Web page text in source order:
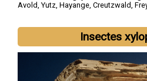
Avold, Yutz, Hayange, Creutzwald,
Insectes